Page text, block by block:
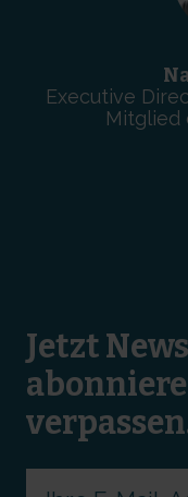
Executive
Mitglied
Jetzt